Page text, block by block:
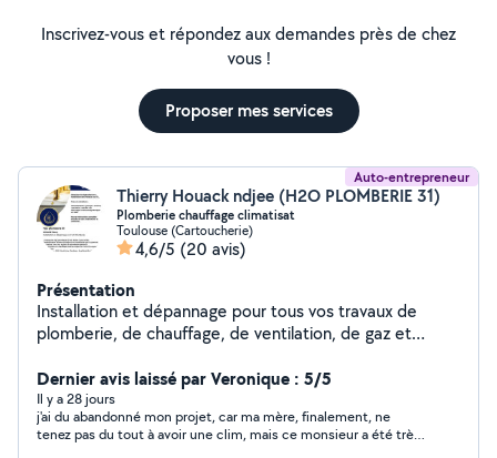
Inscrivez-vous et répondez aux demandes près de chez
vous !
Proposer mes services
Auto-entrepreneur
Thierry Houack ndjee (H2O PLOMBERIE 31)
Plomberie chauffage climatisat
Toulouse (Cartoucherie)
4,6/5 (20 avis)
Présentation
Installation et dépannage pour tous vos travaux de
plomberie, de chauffage, de ventilation, de gaz et
Dernier avis laissé par Veronique : 5/5
Il y a 28 jours
j'ai du abandonné mon projet, car ma mère, finalement, ne
tenez pas du tout à avoir une clim, mais ce monsieur a été très